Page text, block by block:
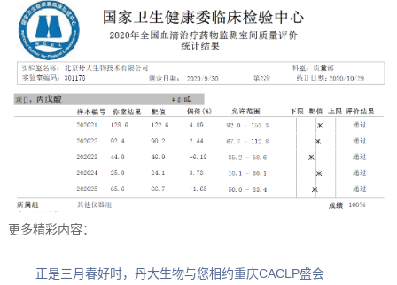
更多精彩内容：
正是三月春好时，丹大生物与您相约重庆CACLP盛会